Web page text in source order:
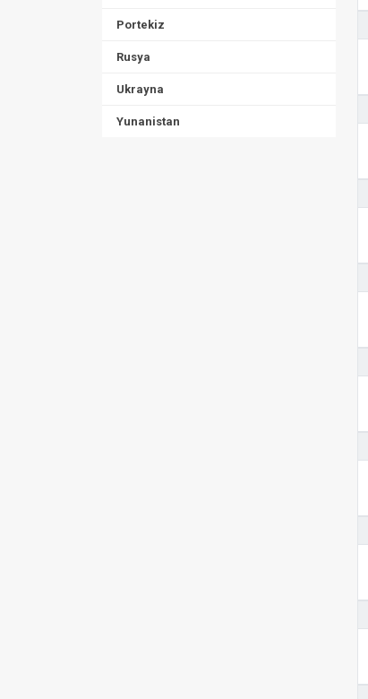
Portekiz
Rusya
Ukrayna
Yunanistan